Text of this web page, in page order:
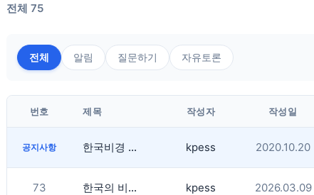
전체 75
전체 알림 질문하기 자유토론
번호 제목 작성자 작성일
공지사항 한국비경 알림사항 kpess 2020.10.20
73 한국의 비경지 kpess 2026.03.09